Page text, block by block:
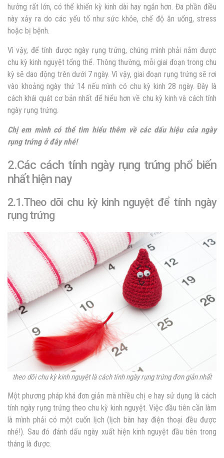
hưởng rất lớn, có thể khiến kỳ kinh dài hay ngắn hơn. Đa phần điều
này xảy ra do các yếu tố như sức khỏe, chế độ ăn uống, stress
hoặc bị bệnh.
Vì vậy, để tính được ngày rụng trứng, chúng mình phải nắm được
chu kỳ kinh nguyệt tổng thể. Thông thường, mỗi giai đoạn trong chu
kỳ sẽ dao động trên dưới 7 ngày. Vì vậy, giai đoạn rụng trứng sẽ rơi
vào khoảng ngày thứ 14 nếu mình có chu kỳ kinh 28 ngày. Đây là
cách khái quát cơ bản nhất để hiểu hơn về chu kỳ kinh và cách tính
ngày rụng trứng.
Chị em mình có thể tìm hiểu thêm về các dấu hiệu của ngày
rụng trứng ở đây nhé!
2.Các cách tính ngày rụng trứng phổ biến
nhất hiện nay
2.1.Theo dõi chu kỳ kinh nguyệt để tính ngày
rụng trứng
theo dõi chu kỳ kinh nguyệt là cách tính ngày rụng trứng đơn giản nhất
Một phương pháp khá đơn giản mà nhiều chị e hay sử dụng là cách
tính ngày rụng trứng theo chu kỳ kinh nguyệt. Việc đầu tiên cần làm
là mình phải có một cuốn lịch (lịch bàn hay điện thoại đều được
nhé!). Sau đó đánh dấu ngày xuất hiện kinh nguyệt đầu tiên trong
tháng là được.